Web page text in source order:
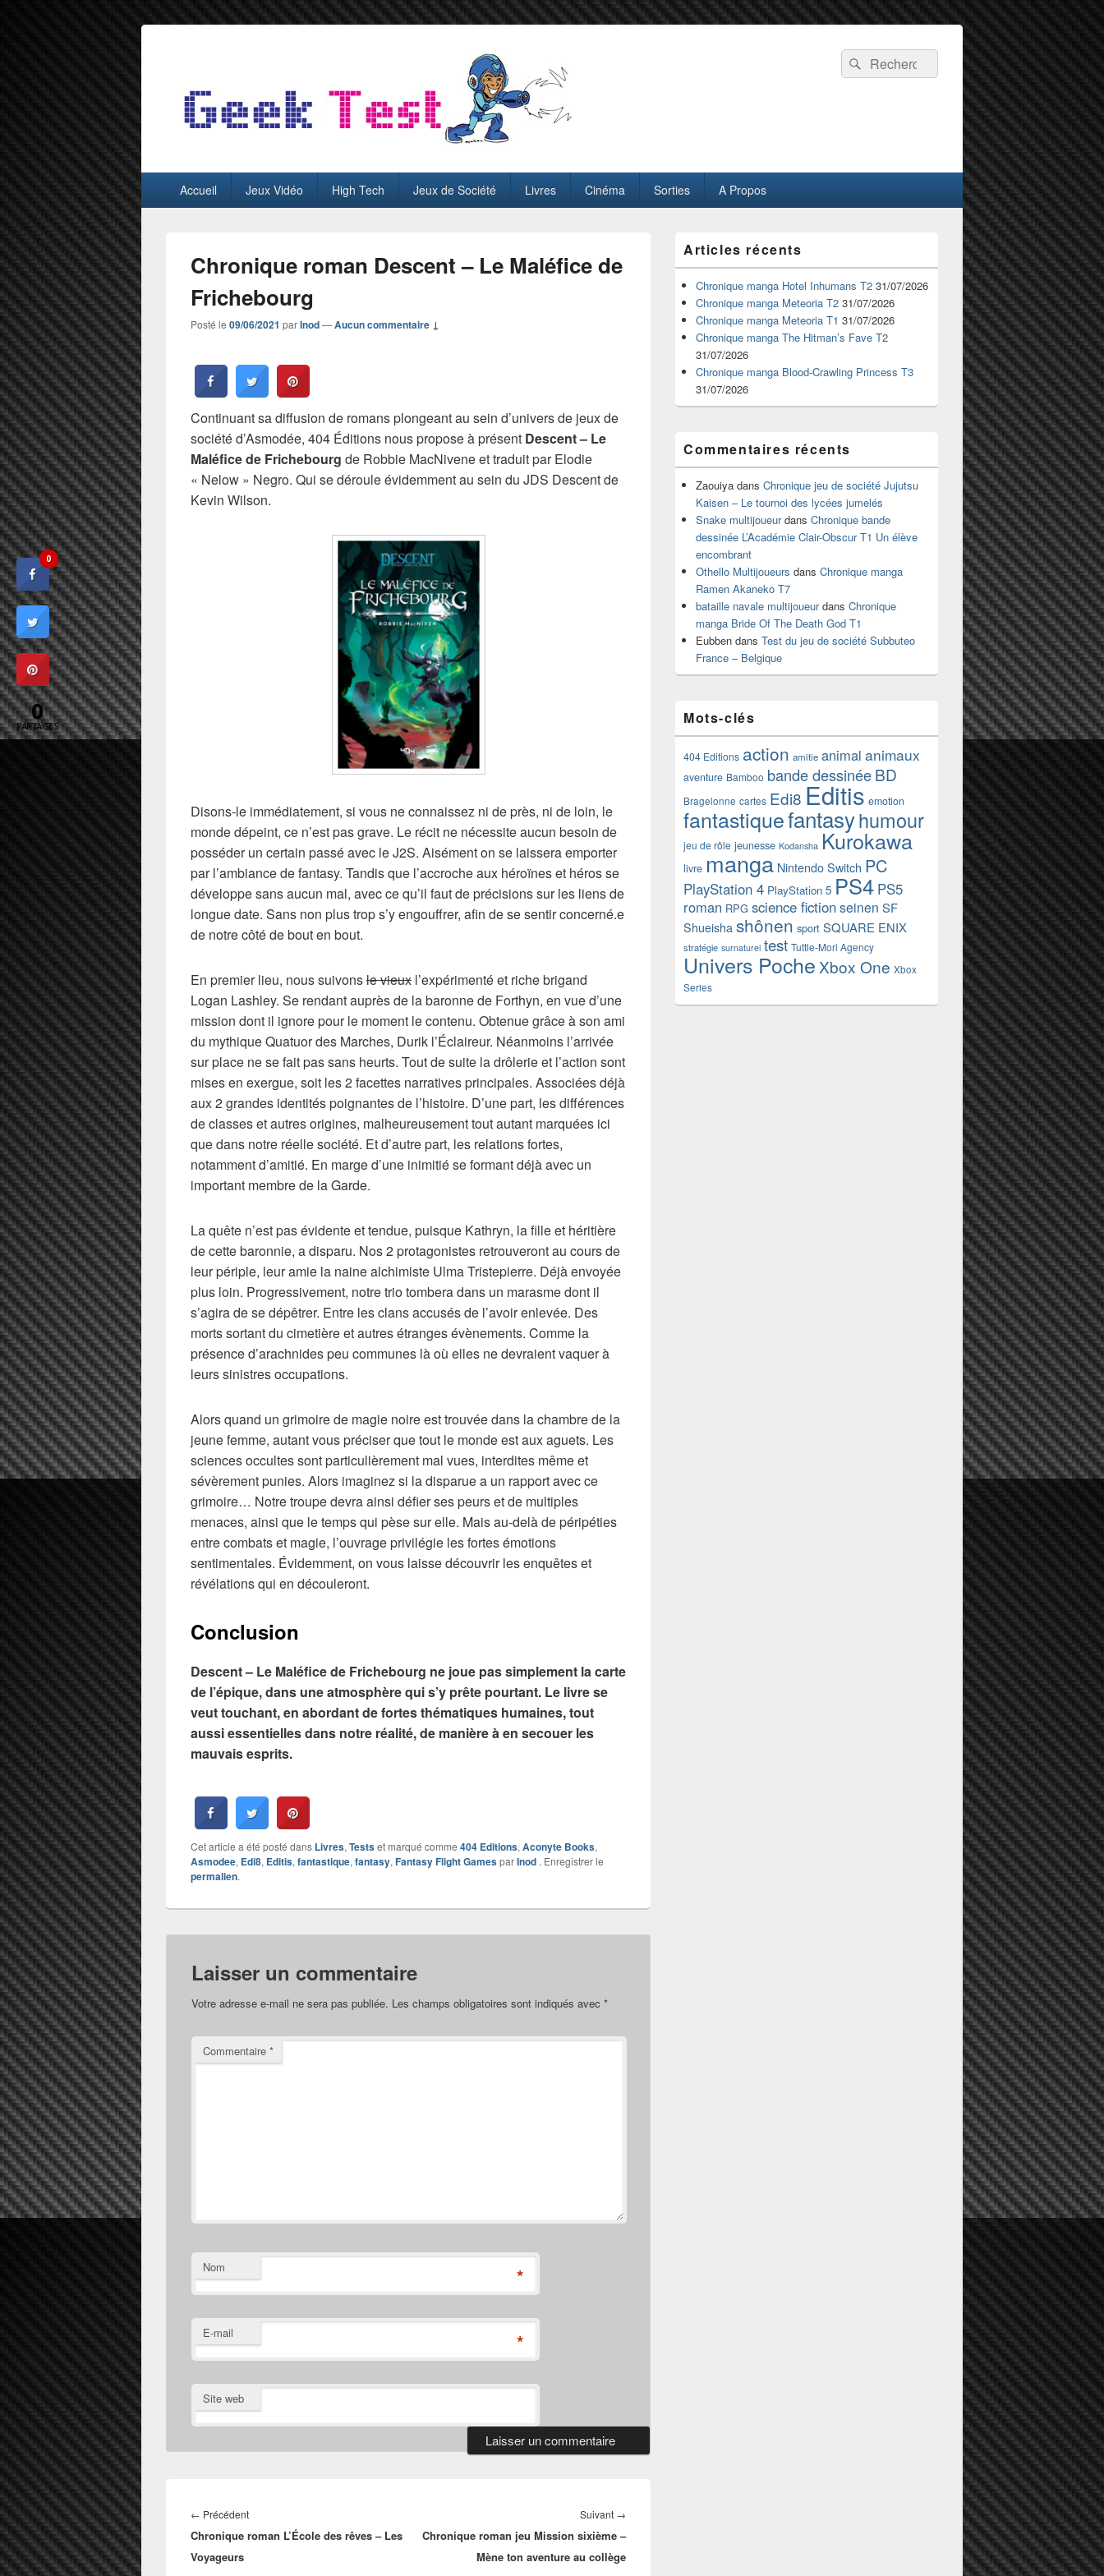
GeekTest
Recherche :
Rechercher
principalAccueil Jeux Vidéo High Tech Jeux de Société Livres Cinéma Sorties A Propos
Chronique roman Descent – Le Maléfice de
Frichebourg
Posté le 09/06/2021 parInod—Aucun commentaire ↓
Continuant sa diffusion de romans plongeant au sein d’univers de jeux de
société d’Asmodée, 404 Éditions nous propose à présent Descent – Le
Maléfice de Frichebourg de Robbie MacNivene et traduit par Elodie
« Nelow » Negro. Qui se déroule évidemment au sein du JDS Descent de
Kevin Wilson.
Disons-le immédiatement, si vous ne connaissez ni de près, ni de loin, le
monde dépeint, ce n’est pas grave. Le récit ne nécessite aucun besoin de
posséder un certain passé avec le J2S. Aisément on se laissera emporter
par l’ambiance de fantasy. Tandis que l’accroche aux héroïnes et héros se
développe sans aucun mal, avec ce qu’il faut de précisions sur les liens de
longue date. Sans non plus trop s’y engouffrer, afin de se sentir concerné.e
de notre côté de bout en bout.
En premier lieu, nous suivonsle vieux l’expérimenté et riche brigand
Logan Lashley. Se rendant auprès de la baronne de Forthyn, en vue d’une
mission dont il ignore pour le moment le contenu. Obtenue grâce à son ami
du mythique Quatuor des Marches, Durik l’Éclaireur. Néanmoins l’arrivée
sur place ne se fait pas sans heurts. Tout de suite la drôlerie et l’action sont
mises en exergue, soit les 2 facettes narratives principales. Associées déjà
aux 2 grandes identités poignantes de l’histoire. D’une part, les différences
de classes et autres origines, malheureusement tout autant marquées ici
que dans notre réelle société. Et d’autre part, les relations fortes,
notamment d’amitié. En marge d’une inimitié se formant déjà avec un
important membre de la Garde.
La quête n’est pas évidente et tendue, puisque Kathryn, la fille et héritière
de cette baronnie, a disparu. Nos 2 protagonistes retrouveront au cours de
leur périple, leur amie la naine alchimiste Ulma Tristepierre. Déjà envoyée
plus loin. Progressivement, notre trio tombera dans un marasme dont il
s’agira de se dépêtrer. Entre les clans accusés de l’avoir enlevée. Des
morts sortant du cimetière et autres étranges évènements. Comme la
présence d’arachnides peu communes là où elles ne devraient vaquer à
leurs sinistres occupations.
Alors quand un grimoire de magie noire est trouvée dans la chambre de la
jeune femme, autant vous préciser que tout le monde est aux aguets. Les
sciences occultes sont particulièrement mal vues, interdites même et
sévèrement punies. Alors imaginez si la disparue a un rapport avec ce
grimoire… Notre troupe devra ainsi défier ses peurs et de multiples
menaces, ainsi que le temps qui pèse sur elle. Mais au-delà de péripéties
entre combats et magie, l’ouvrage privilégie les fortes émotions
sentimentales. Évidemment, on vous laisse découvrir les enquêtes et
révélations qui en découleront.
Conclusion
Descent – Le Maléfice de Frichebourg ne joue pas simplement la carte
de l’épique, dans une atmosphère qui s’y prête pourtant. Le livre se
veut touchant, en abordant de fortes thématiques humaines, tout
aussi essentielles dans notre réalité, de manière à en secouer les
mauvais esprits.
Cet article a été posté dans Livres, Testset marqué comme 404 Editions, Aconyte Books,
Asmodee, Edi8, Editis, fantastique, fantasy, Fantasy Flight GamesparInod . Enregistrer le
permalien.
Laisser un commentaire
Votre adresse e-mail ne sera pas publiée. Les champs obligatoires sont indiqués avec *
Commentaire *
Nom *
E-mail *
Site web
de
l’article
← PrécédentArticle
précédent :
Chronique roman L’École des rêves – Les
Voyageurs
Suivant →
suivant :
Chronique roman jeu Mission sixième –
Mène ton aventure au collège
principale
de
widget
pour
barre
latérale
Articles récents
Chronique manga Hotel Inhumans T2 31/07/2026
Chronique manga Meteoria T2 31/07/2026
Chronique manga Meteoria T1 31/07/2026
Chronique manga The Hitman’s Fave T2
31/07/2026
Chronique manga Blood-Crawling Princess T3
31/07/2026
Commentaires récents
Zaouiya dans Chronique jeu de société Jujutsu
Kaisen – Le tournoi des lycées jumelés
Snake multijoueurdans Chronique bande
dessinée L’Académie Clair-Obscur T1 Un élève
encombrant
Othello Multijoueurs dans Chronique manga
Ramen Akaneko T7
bataille navale multijoueurdans Chronique
manga Bride Of The Death God T1
Eubben dans Test du jeu de société Subbuteo
France – Belgique
Mots-clés
404 Editions action amitie animal animaux
aventure Bamboo bande dessinéeBD
Bragelonne cartes Edi8 Editis emotion
fantastiquefantasyhumour
jeu de rôle jeunesse Kodansha Kurokawa
livre manga Nintendo Switch PC
PlayStation 4 PlayStation 5 PS4 PS5
roman RPG science fictionseinen SF
Shueisha shônen sport SQUARE ENIX
stratégie surnaturel test Tuttle-Mori Agency
Univers Poche Xbox One Xbox
Series
0
0
PARTAGES